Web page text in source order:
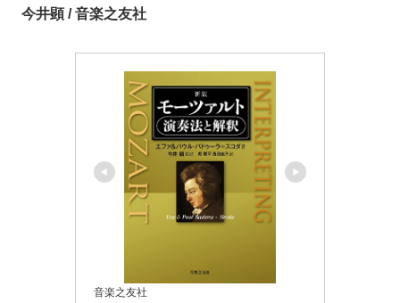
今井顕 / 音楽之友社
音楽之友社